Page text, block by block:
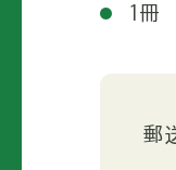
1冊
郵